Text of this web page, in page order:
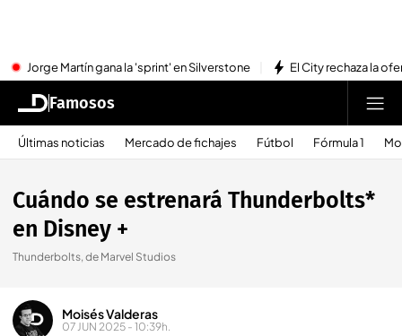
Jorge Martín gana la 'sprint' en Silverstone El City rechaza la
Famosos
Últimas noticias Mercado de fichajes Fútbol Fórmula 1
Cuándo se estrenará Thunderbolts*
en Disney +
Thunderbolts, de Marvel Studios
Moisés Valderas
07 JUN 2025 - 10:39h.